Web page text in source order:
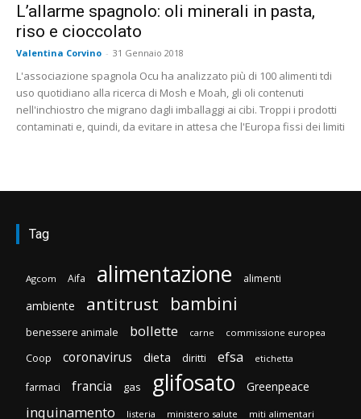
L’allarme spagnolo: oli minerali in pasta,
riso e cioccolato
Valentina Corvino - 31 Gennaio 2018
L'associazione spagnola Ocu ha analizzato più di 100 alimenti tdi
uso quotidiano alla ricerca di Mosh e Moah, gli oli contenuti
nell'inchiostro che migrano dagli imballaggi ai cibi. Troppi i prodotti
contaminati e, quindi, da evitare in attesa che l'Europa fissi dei limiti
Tag
Agcom Aifa alimentazione alimenti
ambiente antitrust bambini
benessere animale bollette carne commissione europea
Coop coronavirus dieta diritti efsa etichetta
farmaci francia gas glifosato Greenpeace
inquinamento listeria ministero salute miti alimentari